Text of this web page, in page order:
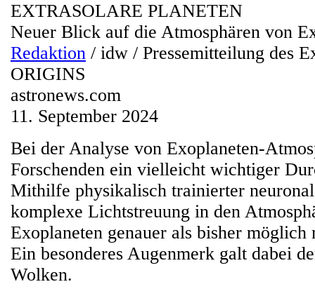
EXTRASOLARE PLANETEN
Neuer Blick auf die Atmosphären von
Redaktion / idw / Pressemitteilung des
ORIGINS
astronews.com
11. September 2024
Bei der Analyse von Exoplaneten-
Forschenden ein vielleicht wichtiger
Mithilfe physikalisch trainierter
komplexe Lichtstreuung in den
Exoplaneten genauer als bisher
Ein besonderes Augenmerk galt dabei
Wolken.